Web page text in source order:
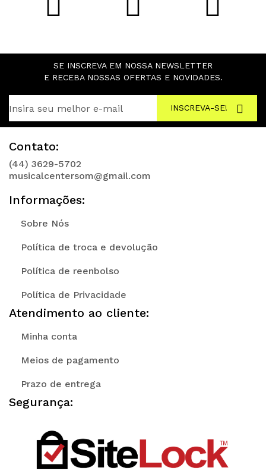
SE INSCREVA EM NOSSA NEWSLETTER
E RECEBA NOSSAS OFERTAS E NOVIDADES.
INSCREVA-SE!
Contato:
(44) 3629-5702
musicalcentersom@gmail.com
Informações:
Sobre Nós
Política de troca e devolução
Política de reenbolso
Política de Privacidade
Atendimento ao cliente:
Minha conta
Meios de pagamento
Prazo de entrega
Segurança: